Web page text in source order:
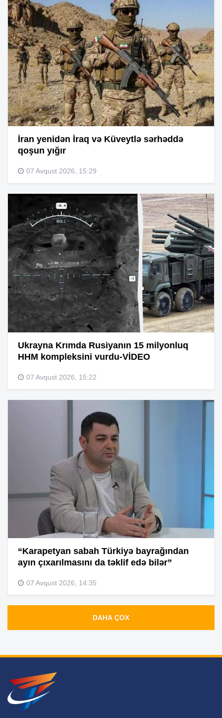
İran yenidən İraq və Küveytlə sərhəddə
qoşun yığır
07 Avqust 2026, 15:29
Ukrayna Krımda Rusiyanın 15 milyonluq
HHM kompleksini vurdu-VİDEO
07 Avqust 2026, 15:22
“Karapetyan sabah Türkiyə bayrağından
ayın çıxarılmasını da təklif edə bilər”
07 Avqust 2026, 14:35
DAHA ÇOX